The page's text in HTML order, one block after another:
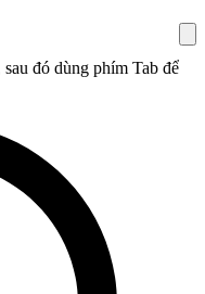
đó dùng phím Tab để